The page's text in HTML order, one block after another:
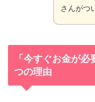
さんがつ
「今すぐお金が
つの理由